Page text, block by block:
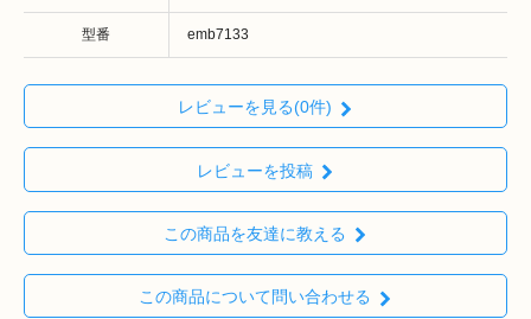
型番 emb7133
レビューを見る(0件)
レビューを投稿
この商品を友達に教える
この商品について問い合わせる